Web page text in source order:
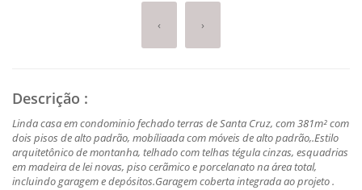
‹ ›
Descrição :
Linda casa em condominio fechado terras de Santa Cruz, com 381m² com
dois pisos de alto padrão, mobíliaada com móveis de alto padrão,.Estilo
arquitetônico de montanha, telhado com telhas tégula cinzas, esquadrias
em madeira de lei novas, piso cerãmico e porcelanato na área total,
incluindo garagem e depósitos.Garagem coberta integrada ao projeto .